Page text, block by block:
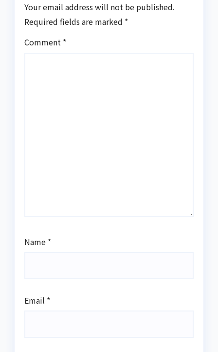
Your email address will not be published.
Required fields are marked *
Comment *
Name *
Email *